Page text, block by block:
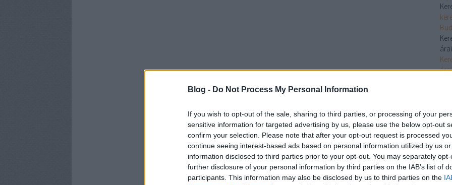
Blog - Do Not Process My Personal Information
If you wish to opt-out of the sale, sharing to third parties, or processing of your
sensitive information for targeted advertising by us, please use the below opt-out
confirm your selection. Please note that after your opt-out request is processed
continue seeing interest-based ads based on personal information utilized by us
information disclosed to third parties prior to your opt-out. You may separately
further disclosure of your personal information by third parties on the IAB’s list of
participants. This information may also be disclosed by us to third parties on the
árai
árai
árai